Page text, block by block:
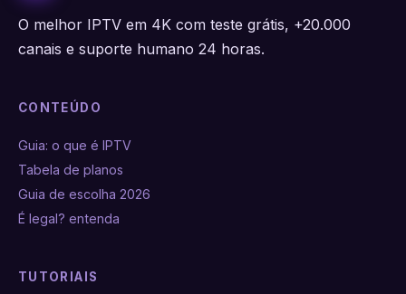
O melhor IPTV em 4K com teste grátis, +20.000
canais e suporte humano 24 horas.
CONTEÚDO
Guia: o que é IPTV
Tabela de planos
Guia de escolha 2026
É legal? entenda
TUTORIAIS